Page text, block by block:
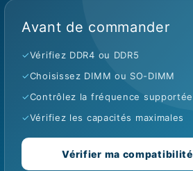
Avant de commander
✓Vérifiez DDR4 ou DDR5
✓Choisissez DIMM ou SO-DIMM
✓Contrôlez la fréquence supportée
✓Vérifiez les capacités maximales
Vérifier ma compatibilité